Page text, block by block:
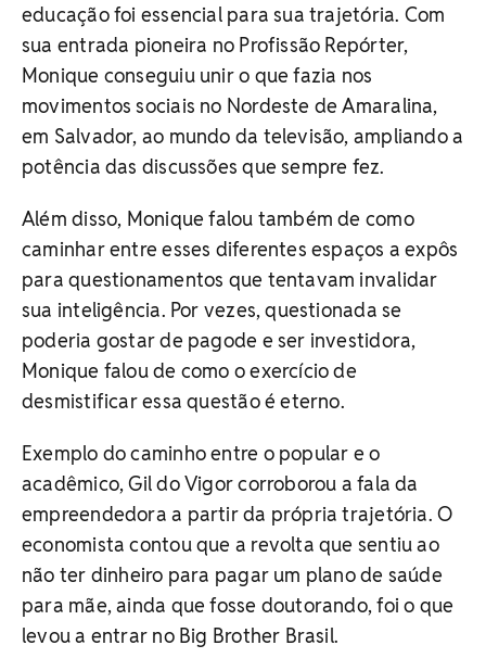
educação foi essencial para sua trajetória. Com
sua entrada pioneira no Profissão Repórter,
Monique conseguiu unir o que fazia nos
movimentos sociais no Nordeste de Amaralina,
em Salvador, ao mundo da televisão, ampliando a
potência das discussões que sempre fez.
Além disso, Monique falou também de como
caminhar entre esses diferentes espaços a expôs
para questionamentos que tentavam invalidar
sua inteligência. Por vezes, questionada se
poderia gostar de pagode e ser investidora,
Monique falou de como o exercício de
desmistificar essa questão é eterno.
Exemplo do caminho entre o popular e o
acadêmico, Gil do Vigor corroborou a fala da
empreendedora a partir da própria trajetória. O
economista contou que a revolta que sentiu ao
não ter dinheiro para pagar um plano de saúde
para mãe, ainda que fosse doutorando, foi o que
levou a entrar no Big Brother Brasil.